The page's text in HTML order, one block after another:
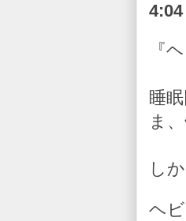
4:04
『
睡
ま
し
ヘ